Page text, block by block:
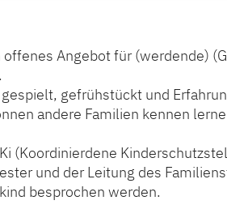
offenes Angebot für (werdende)
gefrühstückt und
andere Familien kennen
(Koordinierdene
und der Leitung des
besprochen werden.